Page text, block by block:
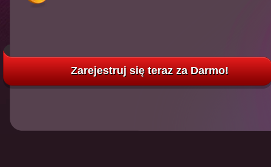
Zarejestruj się teraz za Darmo!